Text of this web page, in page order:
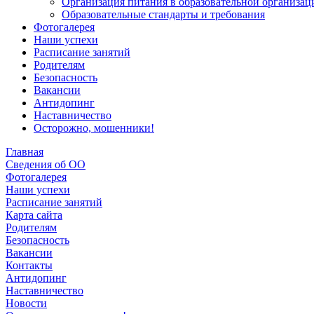
Образовательные стандарты и требования
Фотогалерея
Наши успехи
Расписание занятий
Родителям
Безопасность
Вакансии
Антидопинг
Наставничество
Осторожно, мошенники!
Главная
Сведения об ОО
Фотогалерея
Наши успехи
Расписание занятий
Карта сайта
Родителям
Безопасность
Вакансии
Контакты
Антидопинг
Наставничество
Новости